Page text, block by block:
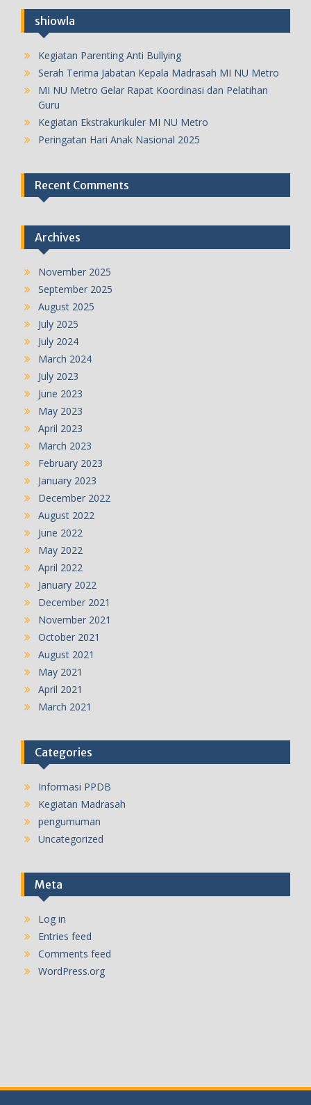
shiowla
Kegiatan Parenting Anti Bullying
Serah Terima Jabatan Kepala Madrasah MI NU Metro
MI NU Metro Gelar Rapat Koordinasi dan Pelatihan
Guru
Kegiatan Ekstrakurikuler MI NU Metro
Peringatan Hari Anak Nasional 2025
Recent Comments
Archives
November 2025
September 2025
August 2025
July 2025
July 2024
March 2024
July 2023
June 2023
May 2023
April 2023
March 2023
February 2023
January 2023
December 2022
August 2022
June 2022
May 2022
April 2022
January 2022
December 2021
November 2021
October 2021
August 2021
May 2021
April 2021
March 2021
Categories
Informasi PPDB
Kegiatan Madrasah
pengumuman
Uncategorized
Meta
Log in
Entries feed
Comments feed
WordPress.org